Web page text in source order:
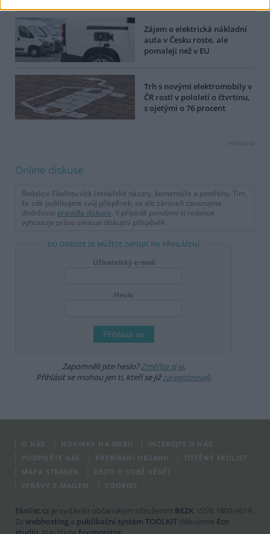
Zájem o elektrická nákladní
auta v Česku roste, ale
pomaleji než v EU
Trh s novými elektromobily v
ČR rostl v pololetí o čtvrtinu,
s ojetými o 76 procent
reklama
Online diskuse
Redakce Ekolistu vítá čtenářské názory, komentáře a postřehy. Tím,
že zde publikujete svůj příspěvek, se ale zároveň zavazujete
dodržovat pravidla diskuse. V případě porušení si redakce
vyhrazuje právo smazat diskusní příspěvěk
DO DISKUZE SE MŮŽETE ZAPOJIT PO PŘIHLÁŠENÍ
Uživatelský e-mail
Heslo
Zapomněli jste heslo?Změňte si je.
Přihlásit se mohou jen ti, kteří se jižzaregistrovali.
O NÁS NOVINKY NA WEBU
INZERUJTE U NÁS
PODPOŘTE NÁS
PŘEBÍRÁNÍ OBSAHU
TIŠTĚNÝ EKOLIST
MAPA STRÁNEK
DEJTE O SOBĚ VĚDĚT
ZPRÁVY E-MAILEM
COOKIES
Ekolist.cz je vydáván občanským sdružením BEZK. ISSN 1802-9019.
Za webhosting a publikační systém TOOLKIT děkujeme Ecn